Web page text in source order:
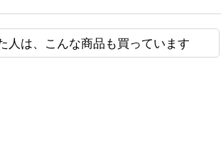
人は、こんな商品も買っています